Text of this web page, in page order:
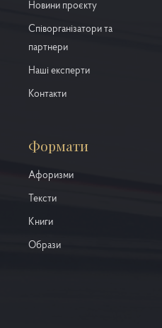
Новини проєкту
Співорганізатори та
партнери
Наші експерти
Контакти
Формати
Афоризми
Тексти
Книги
Образи